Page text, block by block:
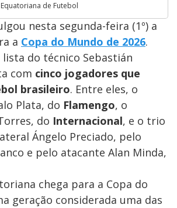
de Futebol
nesta segunda-feira (1º) a
a Copa do Mundo de 2026.
lista do técnico Sebastián
com cinco jogadores que
brasileiro. Entre eles, o
Plata, do Flamengo, o
do Internacional, e o trio
Ángelo Preciado, pelo
e pelo atacante Alan Minda,
chega para a Copa do
geração considerada uma das